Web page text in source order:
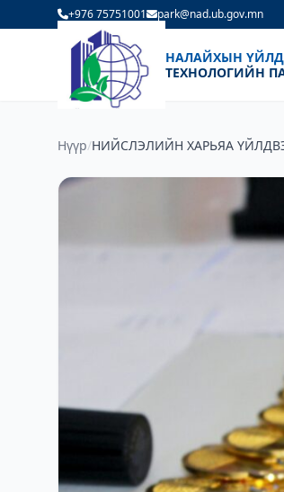
+976 75751001 park@nad.ub.gov.mn
НАЛАЙХЫН
ТЕХНОЛОГИЙН
Нүүр/НИЙСЛЭЛИЙН ХАРЬЯА
ЗОХИОН БАЙГУУЛАГДЛАА.